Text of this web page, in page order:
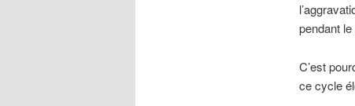
pendant
C’est
ce cycle